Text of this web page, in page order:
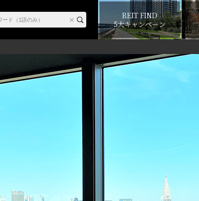
REIT FIND
5大キャンペーン